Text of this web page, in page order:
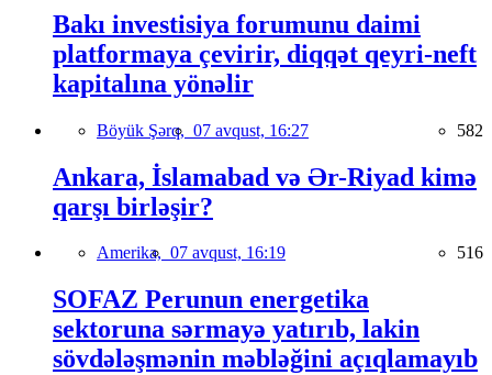
Bakı investisiya forumunu daimi
platformaya çevirir, diqqət qeyri-neft
kapitalına yönəlir
Böyük Şərq, 07 avqust, 16:27 582
Ankara, İslamabad və Ər-Riyad kimə
qarşı birləşir?
Amerika, 07 avqust, 16:19 516
SOFAZ Perunun energetika
sektoruna sərmayə yatırıb, lakin
sövdələşmənin məbləğini açıqlamayıb